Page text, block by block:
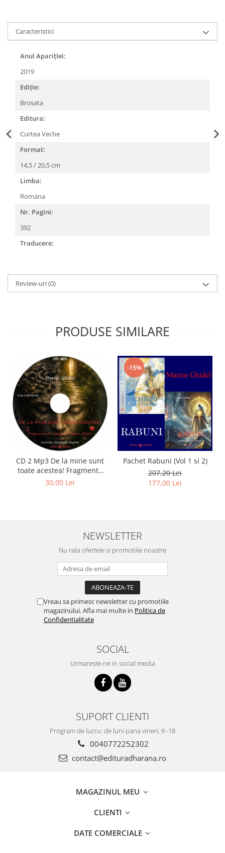
Caracteristici
Anul AparițIei:
2019
EdițIe:
Brosata
Editura:
Curtea Veche
Format:
14,5 / 20,5 cm
Limba:
Romana
Nr. Pagini:
392
Traducere:
Review-uri(0)
PRODUSE SIMILARE
CD 2 Mp3 De la mine sunt
toate acestea! Fragmente
din cărțile lui Marius Ghidel
30,00 Lei
-15%
Pachet Rabuni (Vol 1 si 2)
207,20 Lei
177,00 Lei
NEWSLETTER
Nu rata ofertele si promotiile noastre
Vreau sa primesc newsletter cu promotiile
magazinului. Afla mai multe in Politica de
Confidentialitate
SOCIAL
Urmareste-ne in social media
SUPORT CLIENTI
Program de lucru: de luni pana vineri, 9 -18
0040772252302
contact@edituradharana.ro
MAGAZINUL MEU
CLIENTI
DATE COMERCIALE